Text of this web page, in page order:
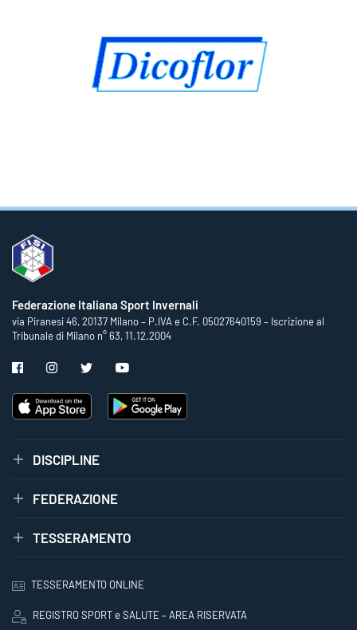
Federazione Italiana Sport Invernali
via Piranesi 46, 20137 Milano – P.IVA e C.F. 05027640159 – Iscrizione al
Tribunale di Milano n° 63, 11.12.2004
DISCIPLINE
FEDERAZIONE
TESSERAMENTO
TESSERAMENTO ONLINE
REGISTRO SPORT e SALUTE – AREA RISERVATA